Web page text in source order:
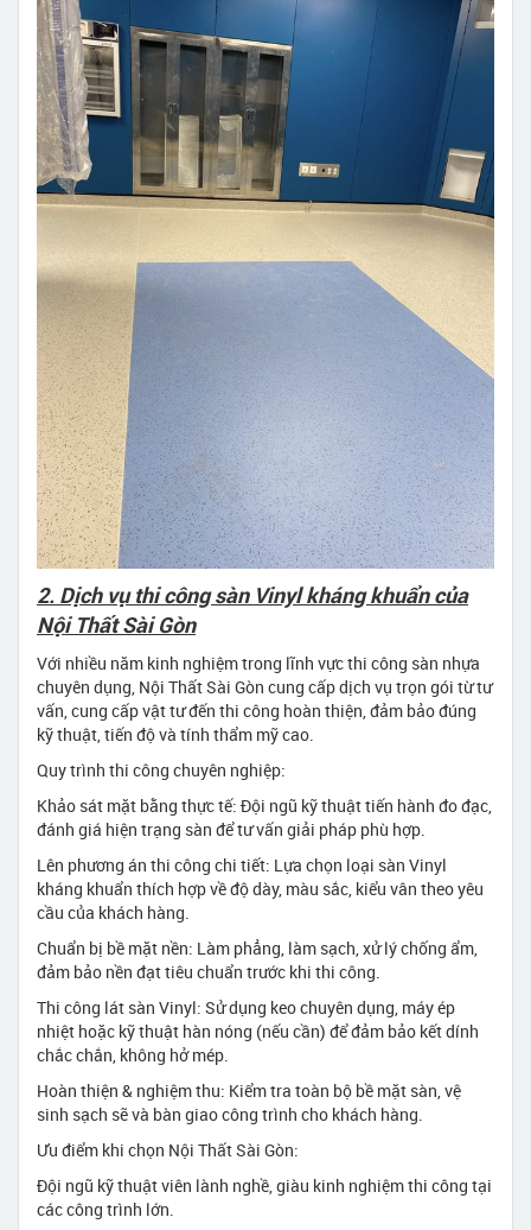
2. Dịch vụ thi công sàn Vinyl kháng khuẩn của
Nội Thất Sài Gòn
Với nhiều năm kinh nghiệm trong lĩnh vực thi công sàn nhựa
chuyên dụng, Nội Thất Sài Gòn cung cấp dịch vụ trọn gói từ tư
vấn, cung cấp vật tư đến thi công hoàn thiện, đảm bảo đúng
kỹ thuật, tiến độ và tính thẩm mỹ cao.
Quy trình thi công chuyên nghiệp:
Khảo sát mặt bằng thực tế: Đội ngũ kỹ thuật tiến hành đo đạc,
đánh giá hiện trạng sàn để tư vấn giải pháp phù hợp.
Lên phương án thi công chi tiết: Lựa chọn loại sàn Vinyl
kháng khuẩn thích hợp về độ dày, màu sắc, kiểu vân theo yêu
cầu của khách hàng.
Chuẩn bị bề mặt nền: Làm phẳng, làm sạch, xử lý chống ẩm,
đảm bảo nền đạt tiêu chuẩn trước khi thi công.
Thi công lát sàn Vinyl: Sử dụng keo chuyên dụng, máy ép
nhiệt hoặc kỹ thuật hàn nóng (nếu cần) để đảm bảo kết dính
chắc chắn, không hở mép.
Hoàn thiện & nghiệm thu: Kiểm tra toàn bộ bề mặt sàn, vệ
sinh sạch sẽ và bàn giao công trình cho khách hàng.
Ưu điểm khi chọn Nội Thất Sài Gòn:
Đội ngũ kỹ thuật viên lành nghề, giàu kinh nghiệm thi công tại
các công trình lớn.